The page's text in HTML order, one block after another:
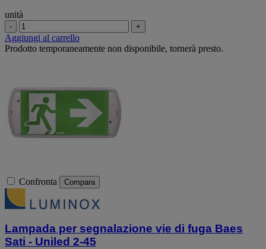
unità
- +
Aggiungi al carrello
Prodotto temporaneamente non disponibile, tornerà presto.
Confronta Compara
Lampada per segnalazione vie di fuga Baes
Sati - Uniled 2-45